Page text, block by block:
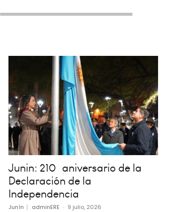
Junin: 210º aniversario de la
Declaración de la
Independencia
Junín adminERE - 9 julio, 2026